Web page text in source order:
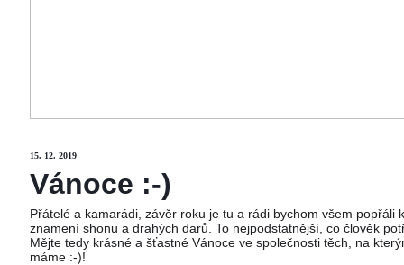
15. 12. 2019
Vánoce :-)
Přátelé a kamarádi, závěr roku je tu a rádi bychom všem
znamení shonu a drahých darů. To nejpodstatnější, co člověk
Mějte tedy krásné a šťastné Vánoce ve společnosti těch, na
máme :-)!